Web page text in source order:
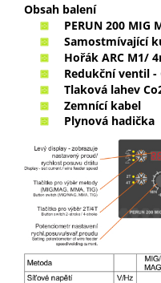
Obsah balení
PERUN 200 MIG
Samostmívající
Hořák ARC M1/
Redukční ventil -
Tlaková lahev
Zemnící kabel
Plynová hadička